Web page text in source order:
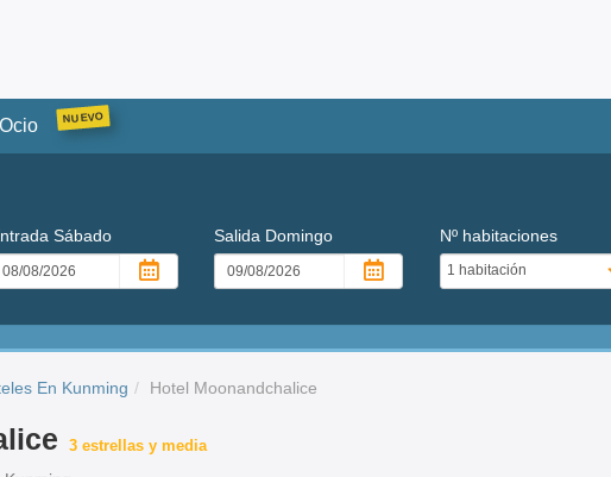
Ocio
Sábado Salida Domingo Nº habitaciones
En Kunming Hotel Moonandchalice
3 estrellas y media